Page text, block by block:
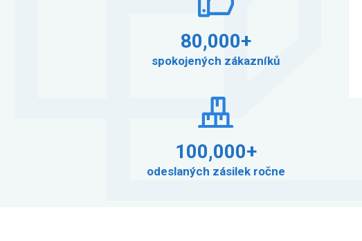
80,000+
spokojených zákazníků
100,000+
odeslaných zásilek ročne